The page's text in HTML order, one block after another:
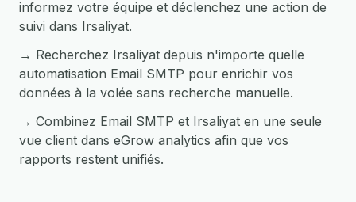
informez votre équipe et déclenchez une action de
suivi dans Irsaliyat.
→ Recherchez Irsaliyat depuis n'importe quelle
automatisation Email SMTP pour enrichir vos
données à la volée sans recherche manuelle.
→ Combinez Email SMTP et Irsaliyat en une seule
vue client dans eGrow analytics afin que vos
rapports restent unifiés.